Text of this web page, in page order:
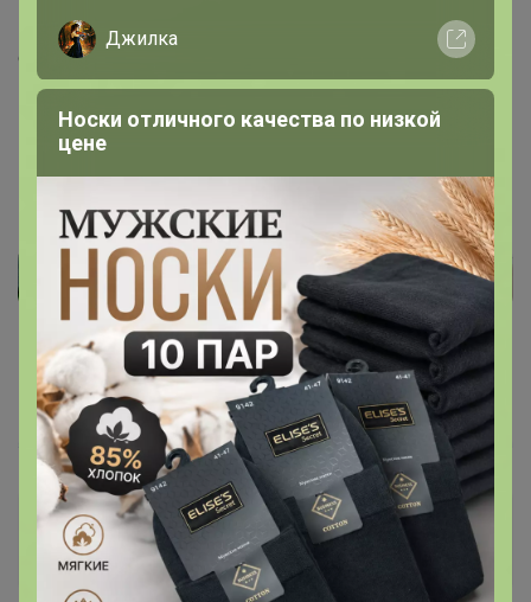
вопрос. Но на будущее, Вы можете спокойно об этом
спросить свой цр, не дожидаясь ответа организатора и
получить оперативный ответ. Даже не заходя в цр,
просто позвонить. Может его просто забыли пукнуть и
поставить на приход. Завтра уточню и отпишусь
Yurchuk
Виртуоз СП
Джилка
Носки отличного качества по низкой
цене